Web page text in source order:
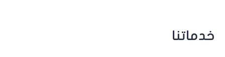
خدماتنا